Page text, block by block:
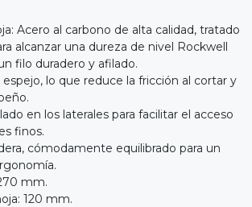
Acero al carbono de alta calidad, tratado
alcanzar una dureza de nivel Rockwell
filo duradero y afilado.
espejo, lo que reduce la fricción al cortar y
en los laterales para facilitar el acceso
finos.
cómodamente equilibrado para un
mm.
120 mm.